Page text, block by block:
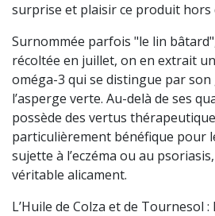
surprise et plaisir ce produit hors
Surnommée parfois "le lin
récoltée en juillet, on en extrait
oméga-3 qui se distingue par
l’asperge verte. Au-delà de ses
possède des vertus
particulièrement bénéfique pour
sujette à l’eczéma ou au
véritable alicament.
L’Huile de Colza et de Tournesol